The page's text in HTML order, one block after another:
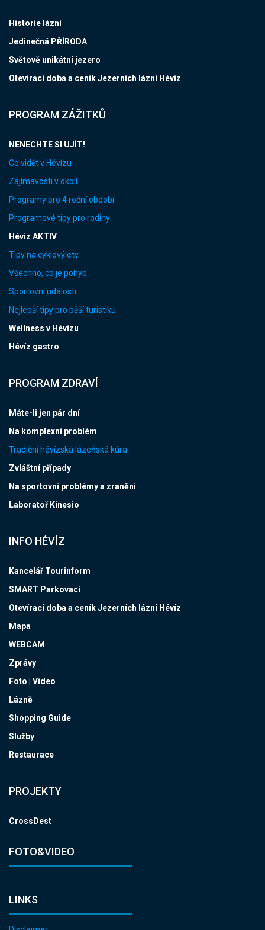
Historie lázní
Jedinečná PŘÍRODA
Světově unikátní jezero
Otevírací doba a ceník Jezerních lázní Hévíz
PROGRAM ZÁŽITKŮ
NENECHTE SI UJÍT!
Co vidět v Hévízu
Zajímavosti v okolí
Programy pro 4 roční období
Programové tipy pro rodiny
Hévíz AKTIV
Tipy na cyklovýlety
Všechno, co je pohyb
Sportovní události
Nejlepší tipy pro pěší turistiku
Wellness v Hévízu
Hévíz gastro
PROGRAM ZDRAVÍ
Máte-li jen pár dní
Na komplexní problém
Tradiční hévízská lázeňská kúra
Zvláštní případy
Na sportovní problémy a zranění
Laboratoř Kinesio
INFO HÉVÍZ
Kancelář Tourinform
SMART Parkovací
Otevírací doba a ceník Jezerních lázní Hévíz
Mapa
WEBCAM
Zprávy
Foto | Video
Lázně
Shopping Guide
Služby
Restaurace
PROJEKTY
CrossDest
FOTO&VIDEO
LINKS